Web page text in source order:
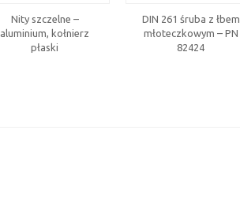
Nity szczelne –
aluminium, kołnierz
płaski
DIN 261 śruba z łbem
młoteczkowym – PN
82424